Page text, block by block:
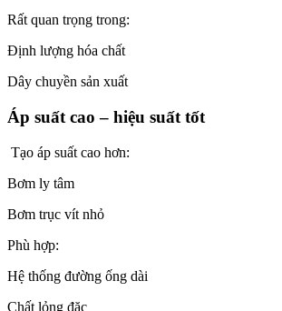
Rất quan trọng trong:
Định lượng hóa chất
Dây chuyền sản xuất
Áp suất cao – hiệu suất tốt
Tạo áp suất cao hơn:
Bơm ly tâm
Bơm trục vít nhỏ
Phù hợp:
Hệ thống đường ống dài
Chất lỏng đặc